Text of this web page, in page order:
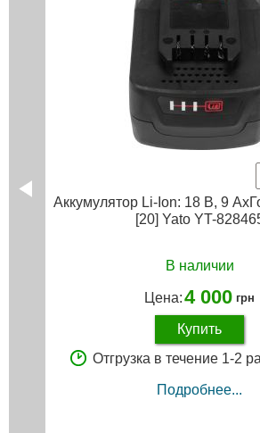
Аккумулятор Li-Ion: 18 В, 9
[20] Yato YT-
В наличии
Цена:4 000 грн
Купить
Отгрузка в течение 1-2
Подробнее...